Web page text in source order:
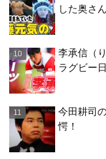
した奥さ
李承信（
ラグビー
今田耕司
愕！